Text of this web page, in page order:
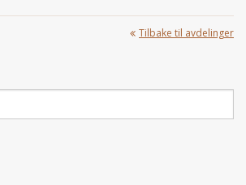
Tilbake til avdelinger